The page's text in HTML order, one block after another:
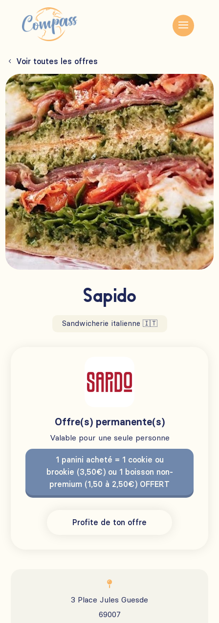
Voir toutes les offres
Sapido
Sandwicherie italienne 🇮🇹
Offre(s) permanente(s)
Valable pour une seule personne
1 panini acheté = 1 cookie ou
brookie (3,50€) ou 1 boisson non-
premium (1,50 à 2,50€) OFFERT
Profite de ton offre

3 Place Jules Guesde
69007